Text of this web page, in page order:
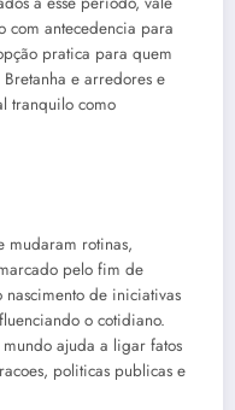
com antecedencia para
pratica para quem
e arredores e
tranquilo como
mudaram rotinas,
pelo fim de
de iniciativas
o cotidiano.
ajuda a ligar fatos
politicas publicas e